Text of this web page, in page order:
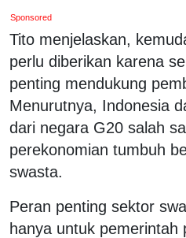
Sponsored
Tito menjelaskan,
perlu diberikan karena
penting mendukung
Menurutnya, Indonesia
dari negara G20 salah
perekonomian tumbuh
swasta.
Peran penting sektor
hanya untuk